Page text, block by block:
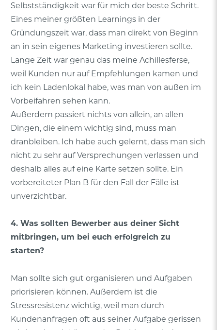
Selbstständigkeit war für mich der beste Schritt.
Eines meiner größten Learnings in der
Gründungszeit war, dass man direkt von Beginn
an in sein eigenes Marketing investieren sollte.
Lange Zeit war genau das meine Achillesferse,
weil Kunden nur auf Empfehlungen kamen und
ich kein Ladenlokal habe, was man von außen im
Vorbeifahren sehen kann.
Außerdem passiert nichts von allein, an allen
Dingen, die einem wichtig sind, muss man
dranbleiben. Ich habe auch gelernt, dass man sich
nicht zu sehr auf Versprechungen verlassen und
deshalb alles auf eine Karte setzen sollte. Ein
vorbereiteter Plan B für den Fall der Fälle ist
unverzichtbar.
4. Was sollten Bewerber aus deiner Sicht
mitbringen, um bei euch erfolgreich zu
starten?
Man sollte sich gut organisieren und Aufgaben
priorisieren können. Außerdem ist die
Stressresistenz wichtig, weil man durch
Kundenanfragen oft aus seiner Aufgabe gerissen